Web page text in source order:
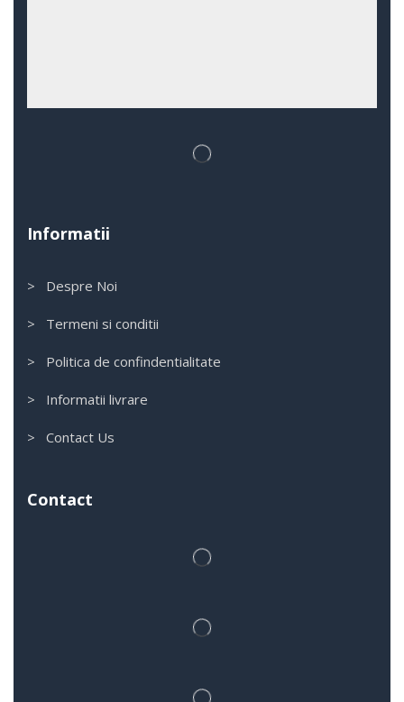
Informatii
> Despre Noi
> Termeni si conditii
> Politica de confindentialitate
> Informatii livrare
> Contact Us
Contact